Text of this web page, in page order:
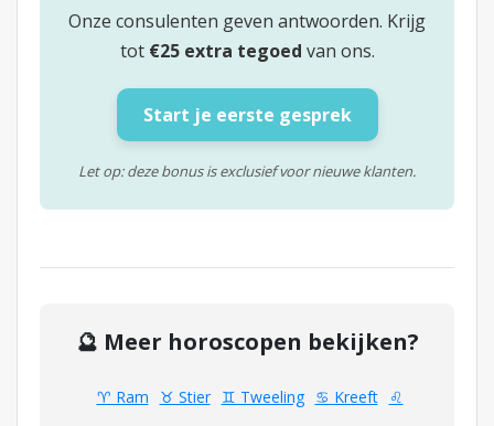
Onze consulenten geven antwoorden. Krijg
tot €25 extra tegoed van ons.
Start je eerste gesprek
Let op: deze bonus is exclusief voor nieuwe klanten.
🔮 Meer horoscopen bekijken?
♈ Ram ♉ Stier ♊ Tweeling ♋ Kreeft
♌